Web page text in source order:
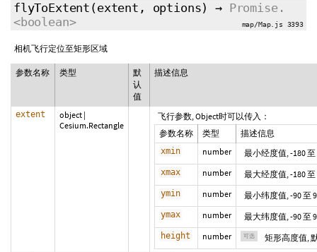
flyToExtent (extent, options) → Promise.
<boolean>
map/Map.js 3393
相机飞行定位至矩形区域
参数名称 类型
默
认
值
描述信息
extent object |
Cesium.Rectangle
飞行参数, Object时可以传入：
参数名称
类型 描述信息
xmin number 最小经度值, -180 至
xmax number 最大经度值, -180 至
ymin number 最小纬度值, -90 至
ymax number 最大纬度值, -90 至
height number 可选 矩形高度值,